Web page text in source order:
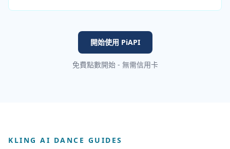
開始使用 PiAPI
免費點數開始 - 無需信用卡
KLING AI DANCE GUIDES